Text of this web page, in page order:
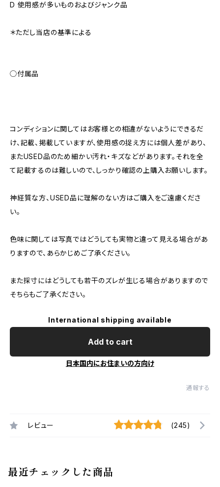
D 使用感が多いものおよびジャンク品
＊ただし当店の基準による
◯付属品
コンディションに関してはお客様との相違がないようにできるだ
け、記載、掲載していますが、使用感の捉え方には個人差があり、
またUSED品のため細かい汚れ・キズなどがあります。それを全
て記載するのは難しいので、しっかり確認の上購入お願いします。
神経質な方、USED品に理解のない方はご購入をご遠慮くださ
い。
色味に関しては写真ではどうしても実物と違って見える場合があ
りますので、あらかじめご了承ください。
また採寸にはどうしても若干のズレが生じる場合がありますので
そちらもご了承ください。
International shipping available
Add to cart
日本国内にお住まいの方向け
通報する
レビュー (245)
最近チェックした商品